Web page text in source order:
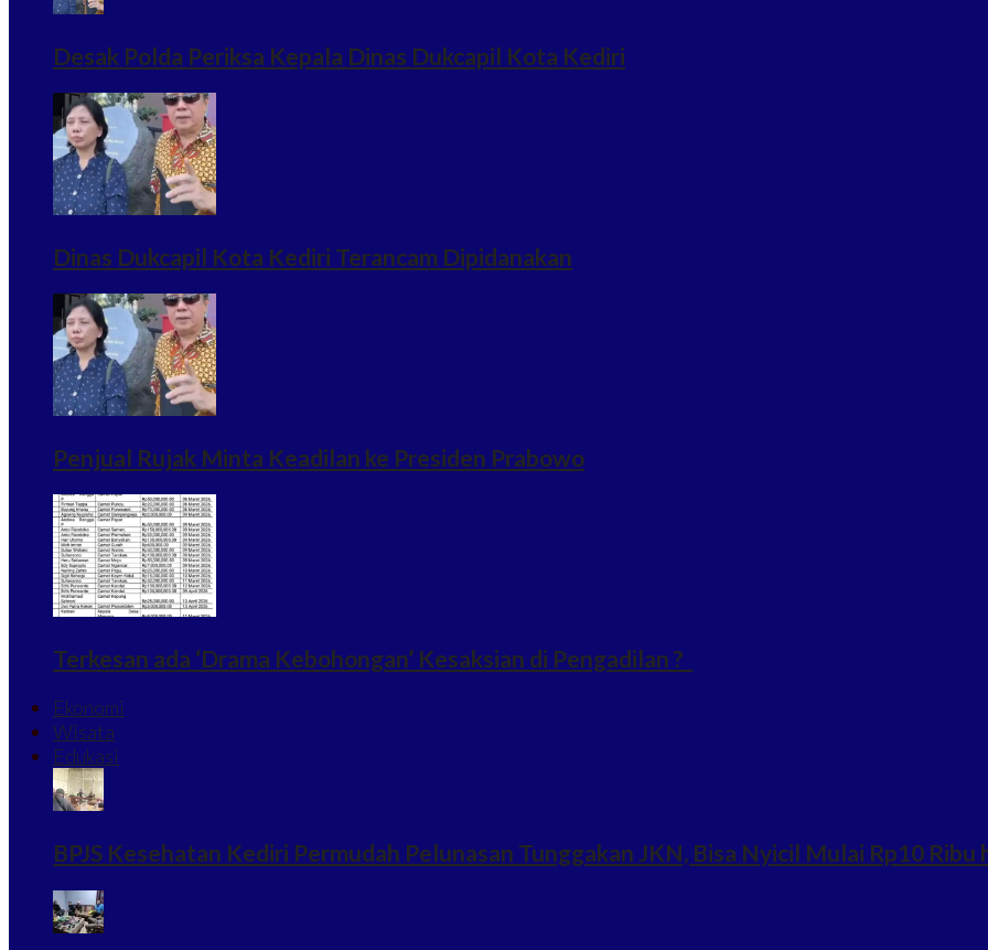
Desak Polda Periksa Kepala Dinas Dukcapil Kota Kediri
Dinas Dukcapil Kota Kediri Terancam Dipidanakan
Penjual Rujak Minta Keadilan ke Presiden Prabowo
Terkesan ada ‘Drama Kebohongan’ Kesaksian di Pengadilan ?
Ekonomi
Wisata
Edukasi
BPJS Kesehatan Kediri Permudah Pelunasan Tunggakan JKN, Bisa Nyicil Mulai Rp10